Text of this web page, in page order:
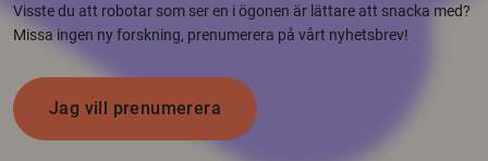
Visste du att robotar som ser en i ögonen är lättare att snacka med?
Missa ingen ny forskning, prenumerera på vårt nyhetsbrev!
Jag vill prenumerera